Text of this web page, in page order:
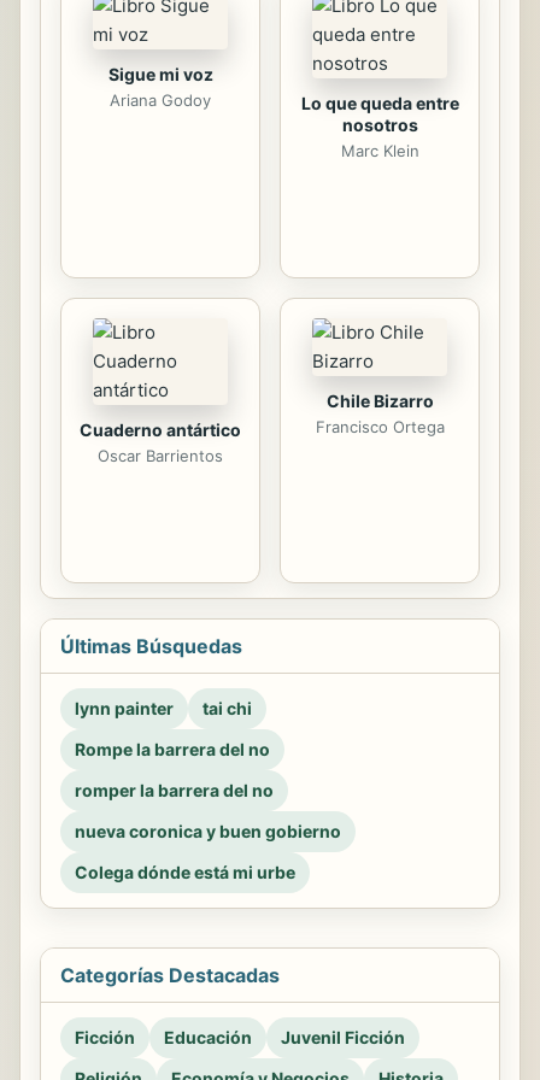
el descreimiento. "Ringo Mentón de
Seda" narra la inesperada caída de
un boxeador cuyo estilo consiste en
casi no lanzar golpe y ganar siempre
por nocaut. "Un especialista del...
Sigue mi voz
Ariana Godoy
Lo que queda entre
nosotros
Marc Klein
Cuaderno antártico
Oscar Barrientos
Chile Bizarro
Francisco Ortega
Últimas Búsquedas
lynn painter
tai chi
Rompe la barrera del no
romper la barrera del no
nueva coronica y buen gobierno
Colega dónde está mi urbe
Categorías Destacadas
Ficción Educación
Juvenil Ficción